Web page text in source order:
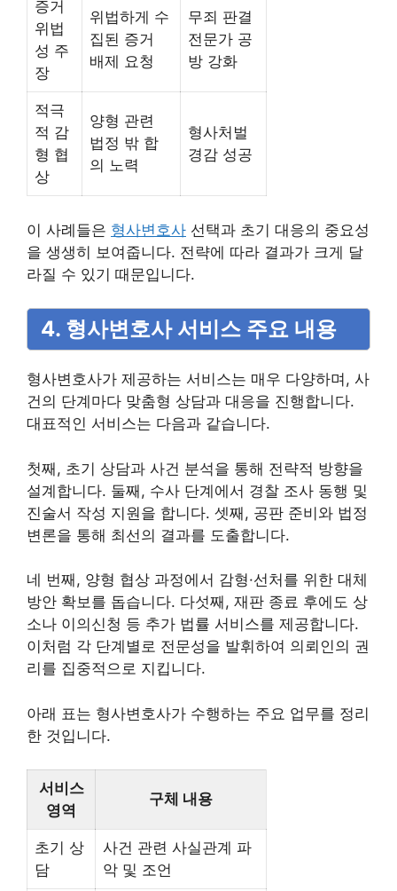
증거
위법
성 주
장
위법하게 수
집된 증거
배제 요청
무죄 판결
전문가 공
방 강화
적극
적 감
형 협
상
양형 관련
법정 밖 합
의 노력
형사처벌
경감 성공
이 사례들은 형사변호사 선택과 초기 대응의 중요성
을 생생히 보여줍니다. 전략에 따라 결과가 크게 달
라질 수 있기 때문입니다.
4. 형사변호사 서비스 주요 내용
형사변호사가 제공하는 서비스는 매우 다양하며, 사
건의 단계마다 맞춤형 상담과 대응을 진행합니다.
대표적인 서비스는 다음과 같습니다.
첫째, 초기 상담과 사건 분석을 통해 전략적 방향을
설계합니다. 둘째, 수사 단계에서 경찰 조사 동행 및
진술서 작성 지원을 합니다. 셋째, 공판 준비와 법정
변론을 통해 최선의 결과를 도출합니다.
네 번째, 양형 협상 과정에서 감형·선처를 위한 대체
방안 확보를 돕습니다. 다섯째, 재판 종료 후에도 상
소나 이의신청 등 추가 법률 서비스를 제공합니다.
이처럼 각 단계별로 전문성을 발휘하여 의뢰인의 권
리를 집중적으로 지킵니다.
아래 표는 형사변호사가 수행하는 주요 업무를 정리
한 것입니다.
서비스
영역
구체 내용
초기 상
담
사건 관련 사실관계 파
악 및 조언